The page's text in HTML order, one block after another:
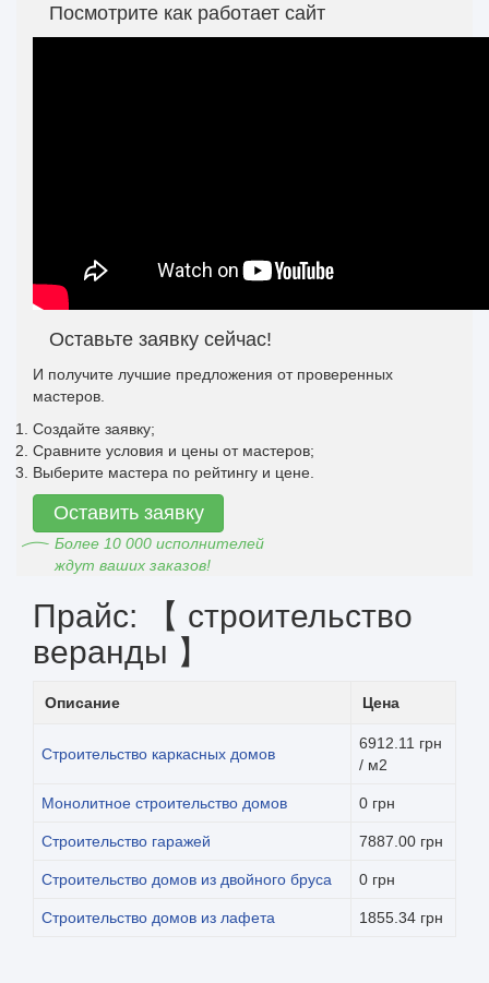
Посмотрите как работает сайт
Оставьте заявку сейчас!
И получите лучшие предложения от проверенных
мастеров.
Создайте заявку;
Сравните условия и цены от мастеров;
Выберите мастера по рейтингу и цене.
Оставить заявку
Более 10 000 исполнителей
ждут ваших заказов!
Прайс: 【 строительство
веранды 】
Описание Цена
Строительство каркасных домов
6912.11 грн
/ м2
Монолитное строительство домов 0 грн
Строительство гаражей 7887.00 грн
Строительство домов из двойного бруса 0 грн
Строительство домов из лафета 1855.34 грн